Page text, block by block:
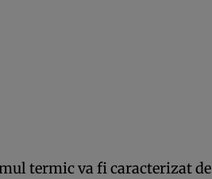
termic va fi caracterizat de